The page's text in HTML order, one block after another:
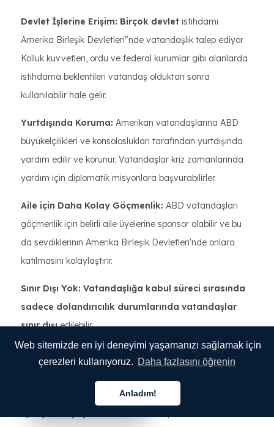
Web sitemizde en iyi deneyimi yaşamanızı sağlamak için
çerezleri kullanıyoruz. Daha fazlasını öğrenin
Anladım!
Devlet İşlerine Erişim: Birçok devlet istihdamı
Amerika Birleşik Devletleri"nde vatandaşlık talep ediyor.
Kolluk kuvvetleri, ordu ve federal kurumlar gibi alanlarda
istihdama beklentileri vatandaş olduktan sonra
kullanılabilir hale gelir.
Yurtdışında Koruma: Amerikan vatandaşlarına ABD
büyükelçilikleri ve konsoloslukları tarafından yurtdışında
yardım edilir ve korunur. Vatandaşlar kriz zamanlarında
yardım için diplomatik misyonlara başvurabilirler.
Aile için Daha Kolay Göçmenlik: ABD vatandaşları
göçmenlik için belirli aile üyelerine sponsor olabilir ve bu
da sevdiklerinin Amerika Birleşik Devletleri'nde onlara
katılmasını kolaylaştırır.
Sınır Dışı Yok: Vatandaşlığa kabul süreci sırasında
sadece dolandırıcılık durumlarında vatandaşlar
sınır dışıedilebilir.
Vatandaşlığa Geçirme Yoluyla
Sosyoekonomik Fırsatların
Geliştirilmesi
Türkçe
Türkçe
Türkçe